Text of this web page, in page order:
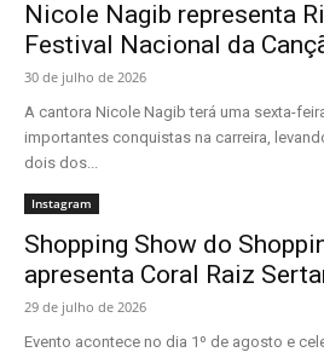
Nicole Nagib representa
Festival Nacional da
30 de julho de 2026
A cantora Nicole Nagib terá uma sexta-
importantes conquistas na carreira,
dois dos...
Instagram
Shopping Show do
apresenta Coral Raiz
29 de julho de 2026
Evento acontece no dia 1º de agosto e